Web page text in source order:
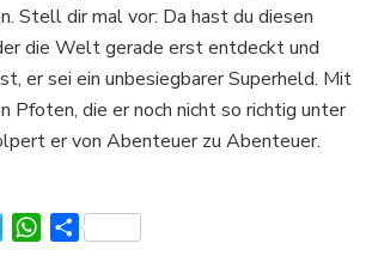
Stell dir mal vor: Da hast du diesen
die Welt gerade erst entdeckt und
er sei ein unbesiegbarer Superheld. Mit
Pfoten, die er noch nicht so richtig unter
er von Abenteuer zu Abenteuer.
TelegramWhatsApp
Teilen